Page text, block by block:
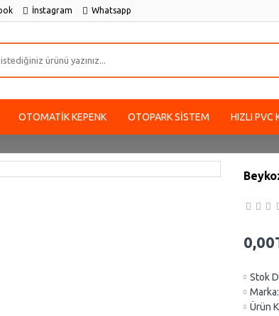
İnstagram Whatsapp
OTOMATIK KEPENK OTOPARK SISTEM HIZLI PVC
Stok
Marka:
Ürün